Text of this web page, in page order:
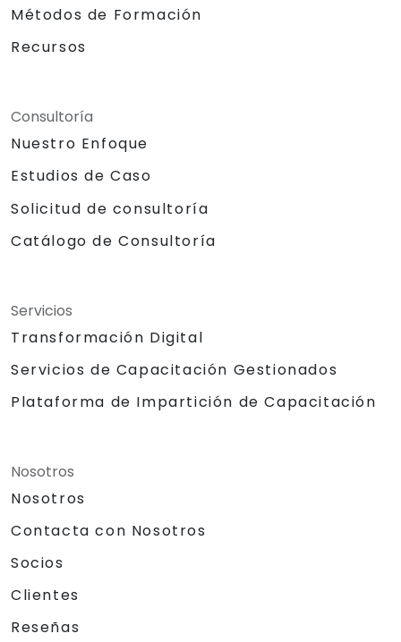
Métodos de Formación
Recursos
Consultoría
Nuestro Enfoque
Estudios de Caso
Solicitud de consultoría
Catálogo de Consultoría
Servicios
Transformación Digital
Servicios de Capacitación Gestionados
Plataforma de Impartición de Capacitación
Nosotros
Nosotros
Contacta con Nosotros
Socios
Clientes
Reseñas